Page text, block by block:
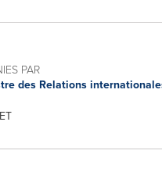
PAR
des Relations